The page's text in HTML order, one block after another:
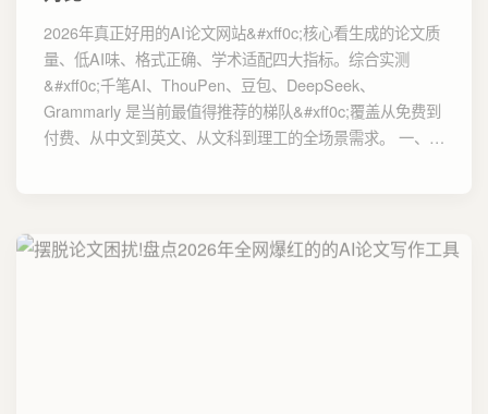
2026年真正好用的AI论文网站&#xff0c;核心看生成的论文质
量、低AI味、格式正确、学术适配四大指标。综合实测
&#xff0c;千笔AI、ThouPen、豆包、DeepSeek、
Grammarly 是当前最值得推荐的梯队&#xff0c;覆盖从免费到
付费、从中文到英文、从文科到理工的全场景需求。 一、…